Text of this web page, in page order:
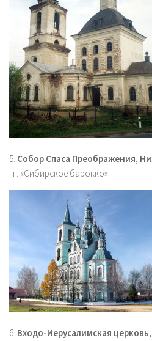
5. Собор Спаса Преображения,
гг. «Сибирское барокко».
6. Входо-Иерусалимская